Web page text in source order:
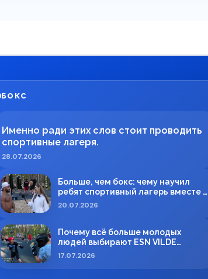
БОКС
Именно ради этих слов стоит проводить
спортивные лагеря.
28.07.2026
Больше, чем бокс: чему научил
ребят спортивный лагерь вместе с
Максимом Вильде
20.07.2026
Почему всё больше молодых
людей выбирают ESN VILDE
BOXING в Силламяэ?
17.07.2026